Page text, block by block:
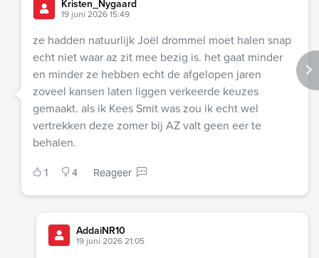
Kristen_Nygaard
19 juni 2026 15:49
ze hadden natuurlijk Joël drommel moet halen snap
echt niet waar az zit mee bezig is. het gaat minder
en minder ze hebben echt de afgelopen jaren
zoveel kansen laten liggen verkeerde keuzes
gemaakt. als ik Kees Smit was zou ik echt wel
vertrekken deze zomer bij AZ valt geen eer te
behalen.
1 4 Reageer
AddaiNR10
19 juni 2026 21:05